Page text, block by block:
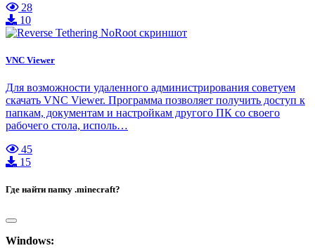
28
10
VNC Viewer
Для возможности удаленного администрирования советуем
скачать VNC Viewer. Программа позволяет получить доступ к
папкам, документам и настройкам другого ПК со своего
рабочего стола, исполь…
45
15
Где найти папку .minecraft?
Windows: